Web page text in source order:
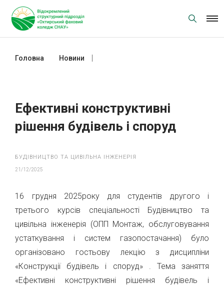
content
Головна Новини
Ефективні конструктивні
рішення будівель і споруд
БУДІВНИЦТВО ТА ЦИВІЛЬНА ІНЖЕНЕРІЯ
21/12/2025
16 грудня 2025року для студентів другого і
третього курсів спеціальності Будівництво та
цивільна інженерія (ОПП Монтаж, обслуговування
устаткування і систем газопостачання) було
організовано гостьову лекцію з дисципліни
«Конструкції будівель і споруд» . Тема заняття
«Ефективні конструктивні рішення будівель і